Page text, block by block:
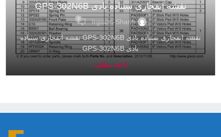
نقشه انفجاری سنباده بادی GPS-302N6B
Irgison-Sharifi
0
نقشه انفجاری سنباده بادی GPS-302N6B نقشه انفجاری سنباده
بادی GPS-302N6B
ادامه مطلب